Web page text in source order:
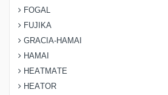
FOGAL
FUJIKA
GRACIA-HAMAI
HAMAI
HEATMATE
HEATOR